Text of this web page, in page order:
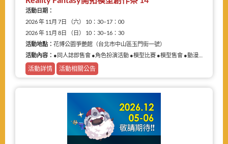
活動日期：
2026 年 11月 7日 （六） 10：30–17：00
2026 年 11月 8日 （日） 10：30–16：30
活動地點： 花博公園爭艷館（台北市中山區玉門街一號）
活動內容： ●同人誌即售會 ●角色扮演活動 ●模型比賽 ●模型售會 ●動漫相關商品展售
活動詳情 活動相關公告